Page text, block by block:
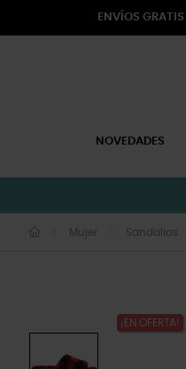
ENVÍOS GRATIS
NOVEDADES
Mujer Sandalias
¡EN OFERTA!